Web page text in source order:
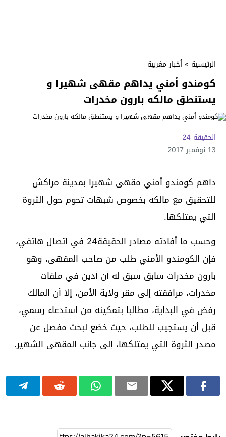
الرئيسية » أخبار مغربية
كومندو أمني يداهم مقهى شهيرا و
يستنطق مالكه بارون مخدرات
الحقيقة 24
13 نوفمبر 2017
داهم كومندو أمني مقهى شهيرا بمدينة مراكش
للتحقيق مع مالكه بخصوص شبهات تحوم حول الثروة
التي يمتلكها.
وحسب ما أفادته مصادر الحقيقة24 في اتصال هاتفي،
فإن الكومندو الأمني طلب من صاحب المقهى، وهو
بارون مخدرات سابق سبق له أن أدين في ملفات
مخدرات، مرافقته إلى مقر ولاية الأمن، إلا أن المالك
رفض في البداية، مطالبا بتمكينه من استدعاء رسمي،
قبل أن يستجيب للطلب، حيث خضع لبحث مفصل عن
مصدر الثروة التي يمتلكها، إلى جانب المقهى الشهير.